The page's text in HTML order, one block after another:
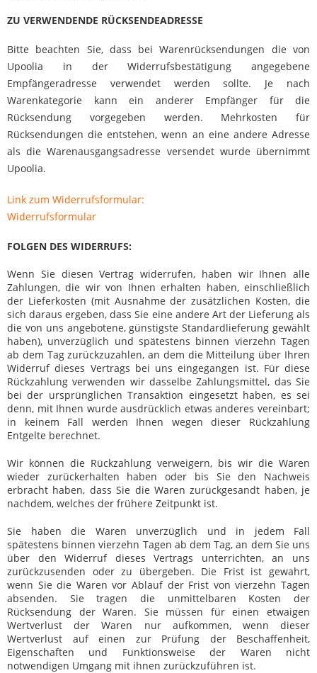
ZU VERWENDENDE RÜCKSENDEADRESSE
Bitte beachten Sie, dass bei Warenrücksendungen die von
Upoolia in der Widerrufsbestätigung angegebene
Empfängeradresse verwendet werden sollte. Je nach
Warenkategorie kann ein anderer Empfänger für die
Rücksendung vorgegeben werden. Mehrkosten für
Rücksendungen die entstehen, wenn an eine andere Adresse
als die Warenausgangsadresse versendet wurde übernimmt
Upoolia.
Link zum Widerrufsformular:
Widerrufsformular
FOLGEN DES WIDERRUFS:
Wenn Sie diesen Vertrag widerrufen, haben wir Ihnen alle
Zahlungen, die wir von Ihnen erhalten haben, einschließlich
der Lieferkosten (mit Ausnahme der zusätzlichen Kosten, die
sich daraus ergeben, dass Sie eine andere Art der Lieferung als
die von uns angebotene, günstigste Standardlieferung gewählt
haben), unverzüglich und spätestens binnen vierzehn Tagen
ab dem Tag zurückzuzahlen, an dem die Mitteilung über Ihren
Widerruf dieses Vertrags bei uns eingegangen ist. Für diese
Rückzahlung verwenden wir dasselbe Zahlungsmittel, das Sie
bei der ursprünglichen Transaktion eingesetzt haben, es sei
denn, mit Ihnen wurde ausdrücklich etwas anderes vereinbart;
in keinem Fall werden Ihnen wegen dieser Rückzahlung
Entgelte berechnet.
Wir können die Rückzahlung verweigern, bis wir die Waren
wieder zurückerhalten haben oder bis Sie den Nachweis
erbracht haben, dass Sie die Waren zurückgesandt haben, je
nachdem, welches der frühere Zeitpunkt ist.
Sie haben die Waren unverzüglich und in jedem Fall
spätestens binnen vierzehn Tagen ab dem Tag, an dem Sie uns
über den Widerruf dieses Vertrags unterrichten, an uns
zurückzusenden oder zu übergeben. Die Frist ist gewahrt,
wenn Sie die Waren vor Ablauf der Frist von vierzehn Tagen
absenden. Sie tragen die unmittelbaren Kosten der
Rücksendung der Waren. Sie müssen für einen etwaigen
Wertverlust der Waren nur aufkommen, wenn dieser
Wertverlust auf einen zur Prüfung der Beschaffenheit,
Eigenschaften und Funktionsweise der Waren nicht
notwendigen Umgang mit ihnen zurückzuführen ist.